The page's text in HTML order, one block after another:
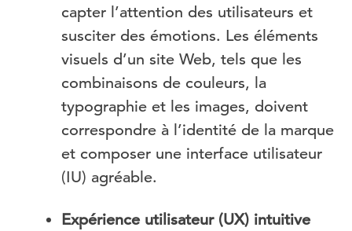
capter l’attention des utilisateurs et
susciter des émotions. Les éléments
visuels d’un site Web, tels que les
combinaisons de couleurs, la
typographie et les images, doivent
correspondre à l’identité de la marque
et composer une interface utilisateur
(IU) agréable.
Expérience utilisateur (UX) intuitive